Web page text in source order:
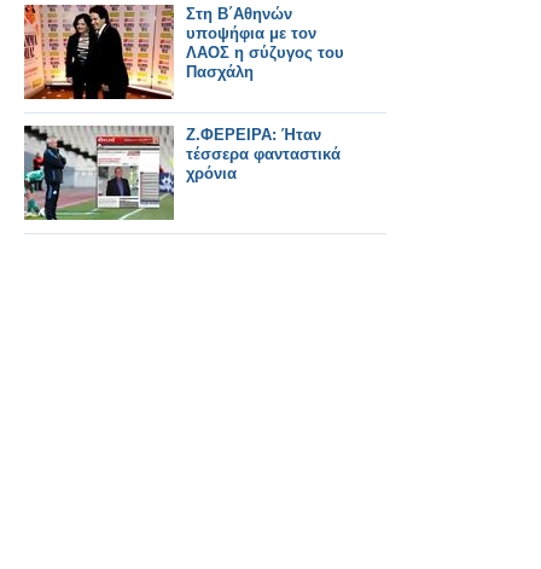
Στη Β΄Αθηνών
υποψήφια με τον
ΛΑΟΣ η σύζυγος του
Πασχάλη
Ζ.ΦΕΡΕΙΡΑ: Ήταν
τέσσερα φανταστικά
χρόνια